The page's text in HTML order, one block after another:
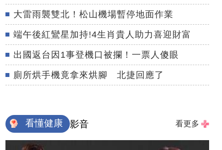
大雷雨襲雙北！松山機場暫停地面作業
端午後紅鸞星加持!4生肖貴人助力喜迎財富
出國返台因1事登機口被攔！一票人傻眼
廁所烘手機竟拿來烘腳 北捷回應了
看懂健康 影音 看更多